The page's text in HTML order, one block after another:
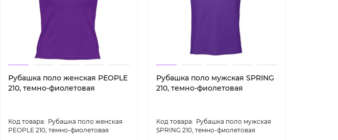
Рубашка поло женская PEOPLE
210, темно-фиолетовая
Рубашка поло женская
PEOPLE 210, темно-фиолетовая
Рубашка поло мужская SPRING
210, темно-фиолетовая
Рубашка поло мужская
SPRING 210, темно-фиолетовая